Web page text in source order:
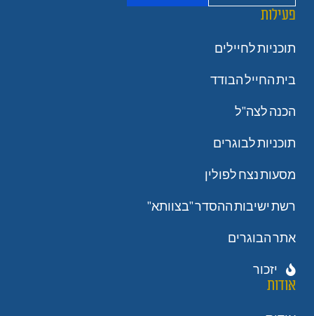
פעילות
תוכניות לחיילים
בית החייל הבודד
הכנה לצה"ל
תוכניות לבוגרים
מסעות נצח לפולין
רשת ישיבות ההסדר "בצוותא"
אתר הבוגרים
יזכור
אודות